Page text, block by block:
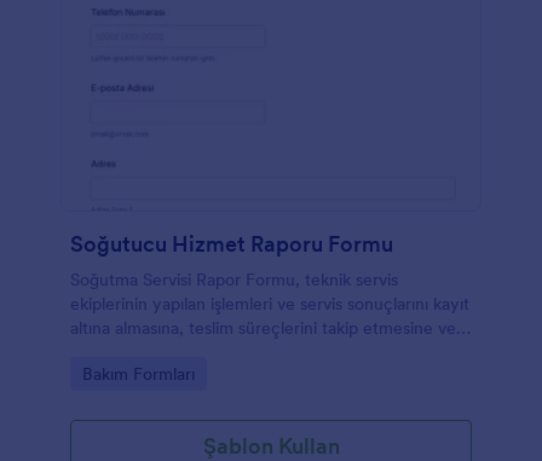
Soğutucu Hizmet Raporu Formu
Soğutma Servisi Rapor Formu, teknik servis
ekiplerinin yapılan işlemleri ve servis sonuçlarını kayıt
altına almasına, teslim süreçlerini takip etmesine ve
olur.
Go to Category:
Bakım Formları
Şablon Kullan